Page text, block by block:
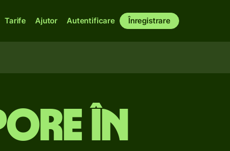
Tarife Ajutor Autentificare Înregistrare
în